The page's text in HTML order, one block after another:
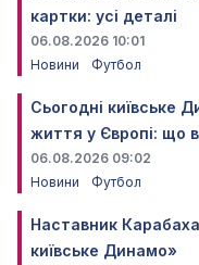
картки: усі деталі
06.08.2026 10:01
Новини
Футбол
Сьогодні київське
життя у Європі: що
06.08.2026 09:02
Новини
Футбол
Наставник
київське Динамо»